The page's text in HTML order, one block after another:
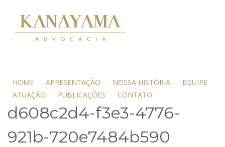
HOME APRESENTAÇÃO NOSSA HISTÓRIA
EQUIPE
ATUAÇÃO
PUBLICAÇÕES CONTATO
d608c2d4-f3e3-4776-
921b-720e7484b590